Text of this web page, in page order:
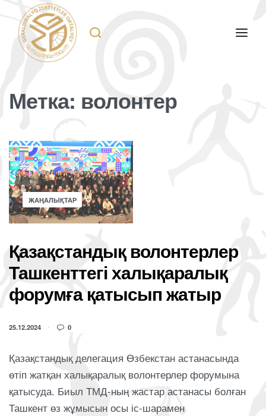
Метка: волонтер
ЖАҢАЛЫҚТАР
Қазақстандық волонтерлер
Ташкенттегі халықаралық
форумға қатысып жатыр
25.12.2024 0
Қазақстандық делегация Өзбекстан астанасында
өтіп жатқан халықаралық волонтерлер форумына
қатысуда. Биыл ТМД-ның жастар астанасы болған
Ташкент өз жұмысын осы іс-шарамен